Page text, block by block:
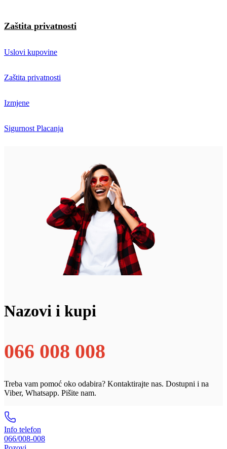
Zaštita privatnosti
Uslovi kupovine
Zaštita privatnosti
Izmjene
Sigurnost Placanja
Nazovi i kupi
066 008 008
Treba vam pomoć oko odabira? Kontaktirajte nas. Dostupni i na
Viber, Whatsapp. Pišite nam.
Info telefon
066/008-008